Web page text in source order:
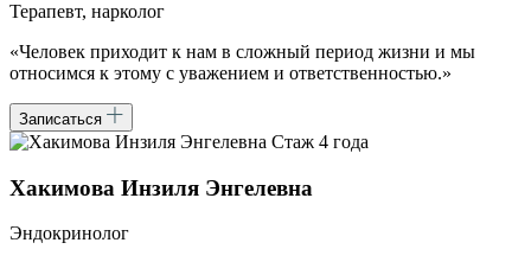
Терапевт, нарколог
«Человек приходит к нам в сложный период жизни и мы
относимся к этому с уважением и ответственностью.»
Записаться
Стаж 4 года
Хакимова Инзиля Энгелевна
Эндокринолог